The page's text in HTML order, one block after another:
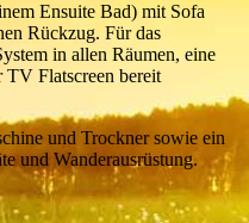
Ensuite Bad) mit Sofa
Rückzug. Für das
in allen Räumen, eine
Flatscreen bereit
und Trockner sowie ein
und Wanderausrüstung.